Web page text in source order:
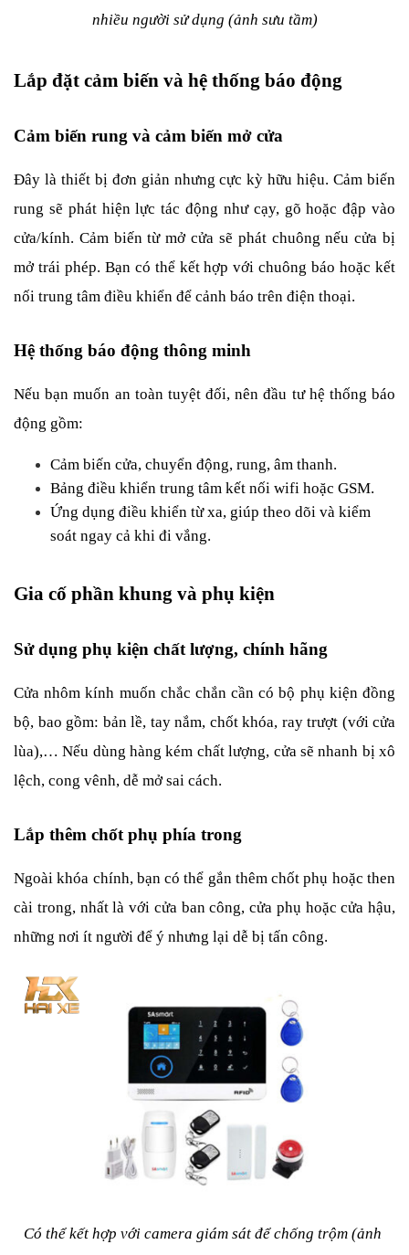
nhiều người sử dụng (ảnh sưu tầm)
Lắp đặt cảm biến và hệ thống báo động
Cảm biến rung và cảm biến mở cửa
Đây là thiết bị đơn giản nhưng cực kỳ hữu hiệu. Cảm biến
rung sẽ phát hiện lực tác động như cạy, gõ hoặc đập vào
cửa/kính. Cảm biến từ mở cửa sẽ phát chuông nếu cửa bị
mở trái phép. Bạn có thể kết hợp với chuông báo hoặc kết
nối trung tâm điều khiển để cảnh báo trên điện thoại.
Hệ thống báo động thông minh
Nếu bạn muốn an toàn tuyệt đối, nên đầu tư hệ thống báo
động gồm:
Cảm biến cửa, chuyển động, rung, âm thanh.
Bảng điều khiển trung tâm kết nối wifi hoặc GSM.
Ứng dụng điều khiển từ xa, giúp theo dõi và kiểm
soát ngay cả khi đi vắng.
Gia cố phần khung và phụ kiện
Sử dụng phụ kiện chất lượng, chính hãng
Cửa nhôm kính muốn chắc chắn cần có bộ phụ kiện đồng
bộ, bao gồm: bản lề, tay nắm, chốt khóa, ray trượt (với cửa
lùa),… Nếu dùng hàng kém chất lượng, cửa sẽ nhanh bị xô
lệch, cong vênh, dễ mở sai cách.
Lắp thêm chốt phụ phía trong
Ngoài khóa chính, bạn có thể gắn thêm chốt phụ hoặc then
cài trong, nhất là với cửa ban công, cửa phụ hoặc cửa hậu,
những nơi ít người để ý nhưng lại dễ bị tấn công.
Có thể kết hợp với camera giám sát để chống trộm (ảnh